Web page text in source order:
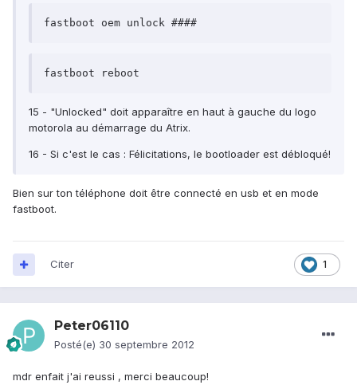
fastboot oem unlock ####
fastboot reboot
15 - "Unlocked" doit apparaître en haut à gauche du logo
motorola au démarrage du Atrix.
16 - Si c'est le cas : Félicitations, le bootloader est débloqué!
Bien sur ton téléphone doit être connecté en usb et en mode
fastboot.
1
Citer
Peter06110
Posté(e) 30 septembre 2012
mdr enfait j'ai reussi , merci beaucoup!